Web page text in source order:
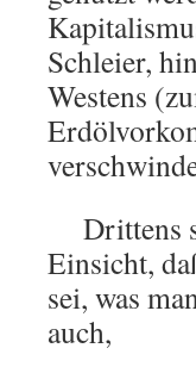
Schleier,
Westens
Drittens
Einsicht,
sei, was
auch,